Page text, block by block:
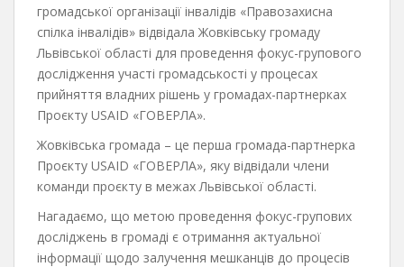
громадської організації інвалідів «Правозахисна
спілка інвалідів» відвідала Жовківську громаду
Львівської області для проведення фокус-групового
дослідження участі громадськості у процесах
прийняття владних рішень у громадах-партнерках
Проєкту USAID «ГОВЕРЛА».
Жовківська громада – це перша громада-партнерка
Проєкту USAID «ГОВЕРЛА», яку відвідали члени
команди проєкту в межах Львівської області.
Нагадаємо, що метою проведення фокус-групових
досліджень в громаді є отримання актуальної
інформації щодо залучення мешканців до процесів